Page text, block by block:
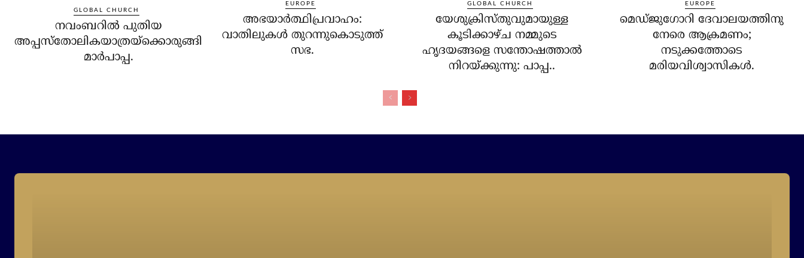
GLOBAL CHURCH
നവംബറില്‍ പുതിയ
അപ്പസ്‌തോലികയാത്രയ്‌ക്കൊരുങ്ങി
മാര്‍പാപ്പ.
EUROPE
അഭയാര്‍ത്ഥിപ്രവാഹം:
വാതിലുകള്‍ തുറന്നുകൊടുത്ത്
സഭ.
GLOBAL CHURCH
യേശുക്രിസ്തുവുമായുള്ള
കൂടിക്കാഴ്ച നമ്മുടെ
ഹൃദയങ്ങളെ സന്തോഷത്താല്‍
നിറയ്ക്കുന്നു: പാപ്പ..
EUROPE
മെഡ്ജുഗോറി ദേവാലയത്തിനു
നേരെ ആക്രമണം;
നടുക്കത്തോടെ
മരിയവിശ്വാസികള്‍.